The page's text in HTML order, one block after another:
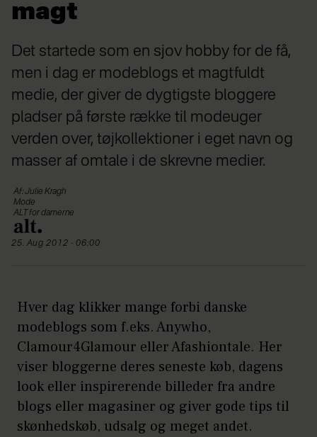
magt
Det startede som en sjov hobby for de få,
men i dag er modeblogs et magtfuldt
medie, der giver de dygtigste bloggere
pladser på første række til modeuger
verden over, tøjkollektioner i eget navn og
masser af omtale i de skrevne medier.
Af: Julie Kragh
Mode
ALT for damerne
25. Aug 2012 - 06:00
Hver dag klikker mange forbi danske
modeblogs som f.eks. Anywho,
Clamour4Glamour eller Afashiontale. Her
viser bloggerne deres seneste køb, dagens
look eller inspirerende billeder fra andre
blogs eller magasiner og giver gode tips til
skønhedskøb, udsalg og meget andet.